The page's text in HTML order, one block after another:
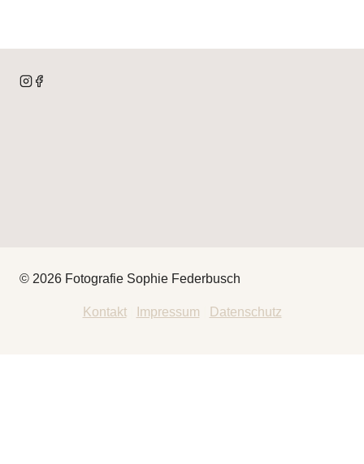
© 2026 Fotografie Sophie Federbusch
Kontakt| Impressum Datenschutz